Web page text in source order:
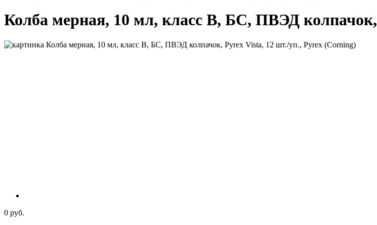
Колба мерная, 10 мл, класс В, БС, ПВЭД
0 руб.